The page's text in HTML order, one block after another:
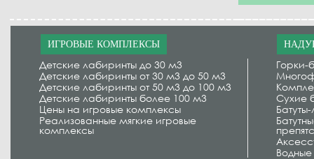
ИГРОВЫЕ КОМПЛЕКСЫ
Детские лабиринты до 30 м3
Детские лабиринты от 30 м3 до 50 м3
Детские лабиринты от 50 м3 до 100 м3
Детские лабиринты более 100 м3
Цены на игровые комплексы
Реализованные мягкие игровые
комплексы
Горки-
Сухие
Водные